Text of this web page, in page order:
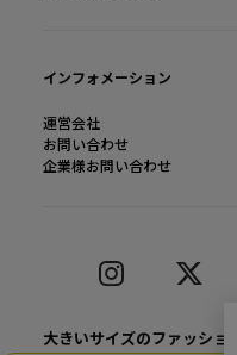
インフォメーション
運営会社
お問い合わせ
企業様お問い合わせ
大きいサイズのファッシ